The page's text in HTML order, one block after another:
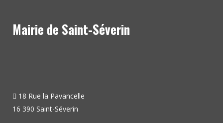
Mairie de Saint-Séverin
18 Rue la Pavancelle
16 390 Saint-Séverin